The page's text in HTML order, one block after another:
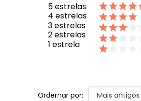
5estrelas
4 estrelas
3estrelas
2estrelas
1 estrela
Ordernar por: Mais